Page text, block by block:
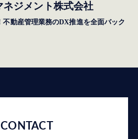
ジメント株式会社
不動産管理業務のDX推進を全面バック
CONTACT